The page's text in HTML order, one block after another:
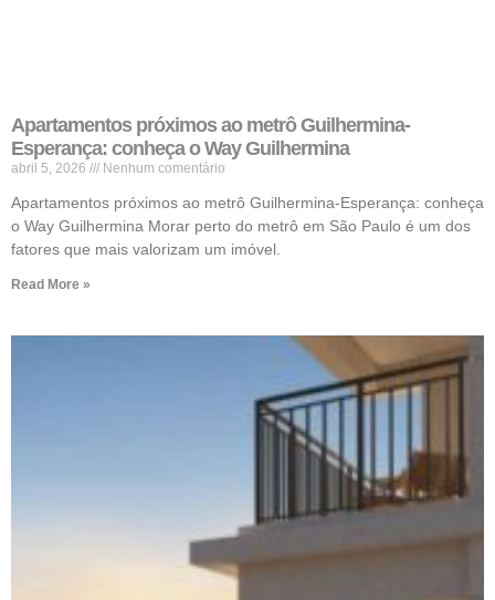
Apartamentos próximos ao metrô Guilhermina-
Esperança: conheça o Way Guilhermina
abril 5, 2026 Nenhum comentário
Apartamentos próximos ao metrô Guilhermina-Esperança: conheça
o Way Guilhermina Morar perto do metrô em São Paulo é um dos
fatores que mais valorizam um imóvel.
Read More »